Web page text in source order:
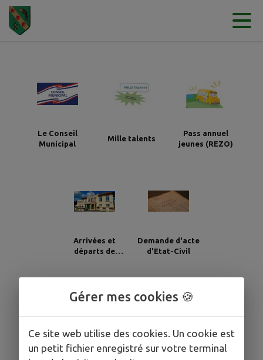
Contenu
Le Conseil
Municipal
Mille talents
Pass annuel
jeunes (REZO)
Arrivées et
départs de
Demande d'acte
d'Etat-Civil
Gérer mes cookies 🍪
Ce site web utilise des cookies. Un cookie est
un petit fichier enregistré sur votre terminal